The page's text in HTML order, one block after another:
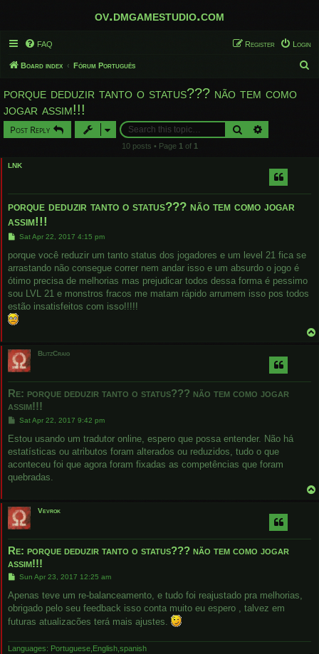
ov.dmgamestudio.com
FAQ Login
Register
Board index Fórum Português
porque deduzir tanto o status??? não tem como
jogar assim!!!
Post Reply Search
10 posts • Page 1 of 1
LNK
porque deduzir tanto o status??? não tem como jogar
assim!!!
P
s
Sat Apr 22, 2017 4:15 pm
porque você reduzir um tanto status dos jogadores e um level 21 fica se
arrastando não consegue correr nem andar isso e um absurdo o jogo é
ótimo precisa de melhorias mas prejudicar todos dessa forma é pessimo
sou LVL 21 e monstros fracos me matam rápido arrumem isso pos todos
estão insatisfeitos com isso!!!!!
BlitzCraig
Re: porque deduzir tanto o status??? não tem como jogar
assim!!!
P
s
Sat Apr 22, 2017 9:42 pm
Estou usando um tradutor online, espero que possa entender. Não há
estatísticas ou atributos foram alterados ou reduzidos, tudo o que
aconteceu foi que agora foram fixadas as competências que foram
quebradas.
Vevrok
Re: porque deduzir tanto o status??? não tem como jogar
assim!!!
P
s
Sun Apr 23, 2017 12:25 am
Apenas teve um re-balanceamento, e tudo foi reajustado pra melhorias,
obrigado pelo seu feedback isso conta muito eu espero , talvez em
futuras atualizacões terá mais ajustes.
Languages: Portuguese,English,spanish